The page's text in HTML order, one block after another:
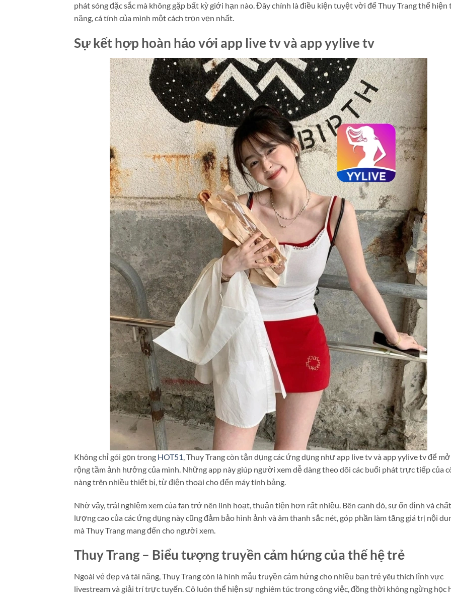
phát sóng đặc sắc mà không gặp bất kỳ giới hạn nào. Đây chính là điều kiện tuyệt vời để Thuy Trang thể hiện
năng, cá tính của mình một cách trọn vẹn nhất.
Sự kết hợp hoàn hảo với app live tv và app yylive tv
Không chỉ gói gọn trong HOT51 , Thuy Trang còn tận dụng các ứng dụng như app live tv và app yylive tv để mở
rộng tầm ảnh hưởng của mình. Những app này giúp người xem dễ dàng theo dõi các buổi phát trực tiếp của
nàng trên nhiều thiết bị, từ điện thoại cho đến máy tính bảng.
Nhờ vậy, trải nghiệm xem của fan trở nên linh hoạt, thuận tiện hơn rất nhiều. Bên cạnh đó, sự ổn định và chất
lượng cao của các ứng dụng này cũng đảm bảo hình ảnh và âm thanh sắc nét, góp phần làm tăng giá trị nội
mà Thuy Trang mang đến cho người xem.
Thuy Trang – Biểu tượng truyền cảm hứng của thế hệ trẻ
Ngoài vẻ đẹp và tài năng, Thuy Trang còn là hình mẫu truyền cảm hứng cho nhiều bạn trẻ yêu thích lĩnh vực
livestream và giải trí trực tuyến. Cô luôn thể hiện sự nghiêm túc trong công việc, đồng thời không ngừng học